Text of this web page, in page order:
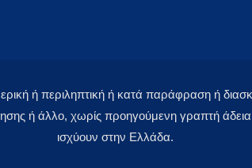
ή περιληπτική ή κατά παράφραση ή
ή άλλο, χωρίς προηγούμενη γραπτή
ισχύουν στην Ελλάδα.